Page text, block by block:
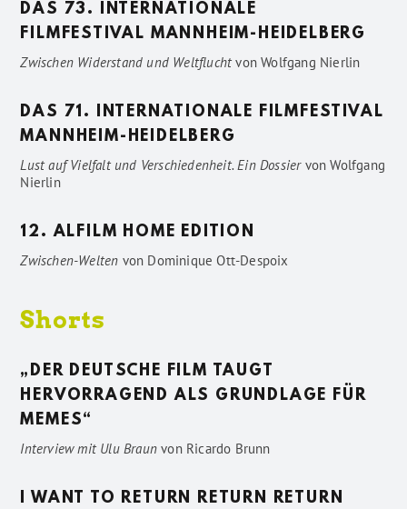
DAS 73. INTERNATIONALE
FILMFESTIVAL MANNHEIM-HEIDELBERG
Zwischen Widerstand und WeltfluchtvonWolfgang Nierlin
DAS 71. INTERNATIONALE FILMFESTIVAL
MANNHEIM-HEIDELBERG
Lust auf Vielfalt und Verschiedenheit. Ein DossiervonWolfgang
Nierlin
12. ALFILM HOME EDITION
Zwischen-Welten von Dominique Ott-Despoix
Shorts
„DER DEUTSCHE FILM TAUGT
HERVORRAGEND ALS GRUNDLAGE FÜR
MEMES“
Interview mit Ulu Braun von Ricardo Brunn
I WANT TO RETURN RETURN RETURN